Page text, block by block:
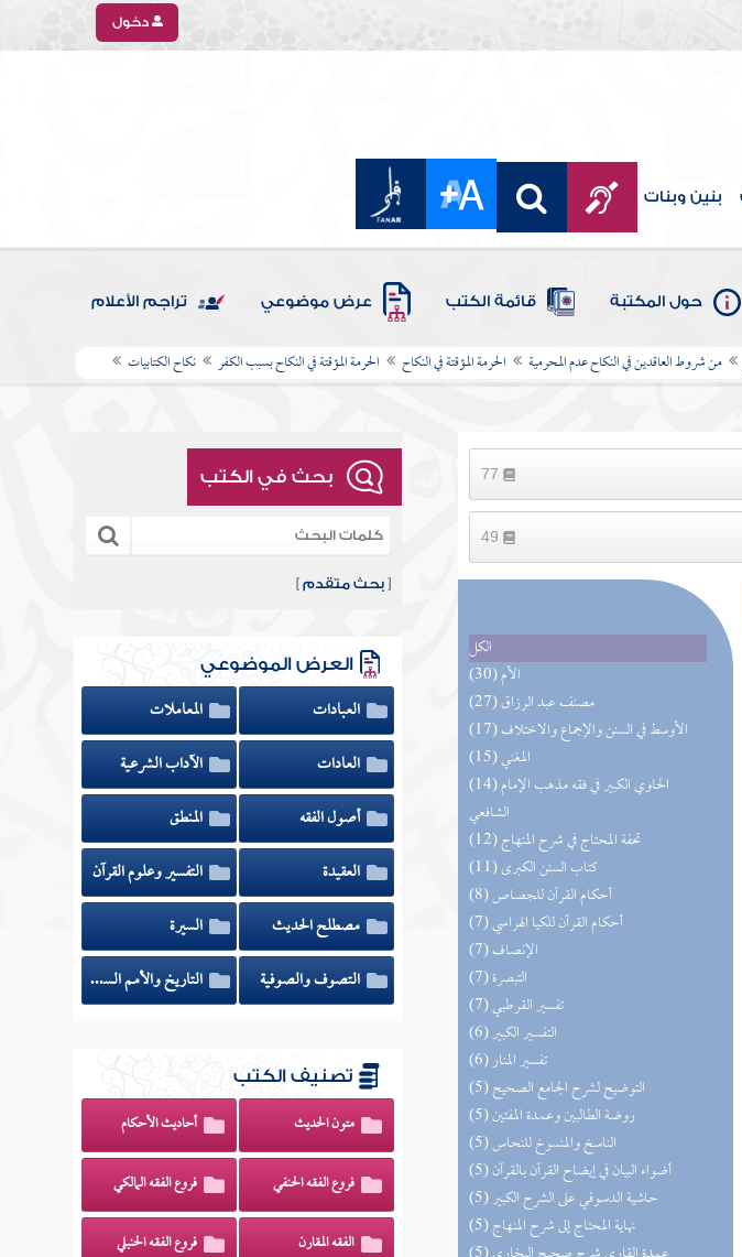
دخول
بنين وبنات
حول المكتبة قائمة الكتب عرض موضوعي تراجم الأعلام
من شروط العاقدين في النكاح عدم المحرمية الحرمة المؤقتة في النكاح الحرمة المؤقتة في النكاح بسبب الكفر نكاح الكتابيات
الكل
(30) الأم
(27) مصنف عبد الرزاق
(17) الأوسط في السنن والإجماع والاختلاف
(15) المغني
(14) الحاوي الكبير في فقه مذهب الإمام
الشافعي
(12) تحفة المحتاج في شرح المنهاج
(11) كتاب السنن الكبرى
(8) أحكام القرآن للجصاص
(7) أحكام القرآن للكيا الهراسي
(7) الإنصاف
(7) التبصرة
(7) تفسير القرطبي
(6) التفسير الكبير
(6) تفسير المنار
(5) التوضيح لشرح الجامع الصحيح
(5) روضة الطالبين وعمدة المفتين
(5) الناسخ والمنسوخ للنحاس
(5) أضواء البيان في إيضاح القرآن بالقرآن
(5) حاشية الدسوقي على الشرح الكبير
(5) نهاية المحتاج إلى شرح المنهاج
بحث في الكتب
[بحث متقدم ]
العرض الموضوعي
العبادات
المعاملات
العادات
الآداب الشرعية
أصول الفقه
المنطق
العقيدة
التفسير وعلوم القرآن
مصطلح الحديث
السيرة
التصوف والصوفية
التاريخ والأمم السابقة
تصنيف الكتب
متون الحديث أحاديث الأحكام
فروع الفقه الحنفي فروع الفقه المالكي
الفقه المقارن فروع الفقه الحنبلي